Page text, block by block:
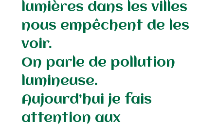
lumières dans les villes
nous empêchent de les
voir.
On parle de pollution
lumineuse.
Aujourd’hui je fais
attention aux